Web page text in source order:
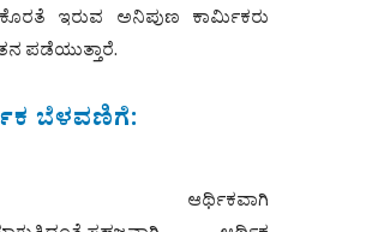
ಇರುವ ಅನಿಪುಣ ಕಾರ್ಮಿಕರು
ಪಡೆಯುತ್ತಾರೆ.
ಬೆಳವಣಿಗೆ:
ಆರ್ಥಿಕವಾಗಿ